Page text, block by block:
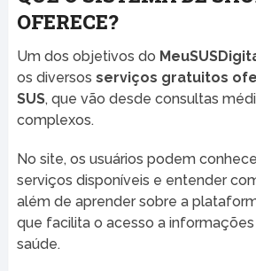
OFERECE?
Um dos objetivos do
os diversos serviços gratuitos
SUS, que vão desde consultas
complexos.
No site, os usuários podem
serviços disponíveis e entender
além de aprender sobre a
que facilita o acesso a
saúde.